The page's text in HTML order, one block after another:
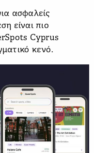
ασφαλείς
είναι πιο
Cyprus
κενό.